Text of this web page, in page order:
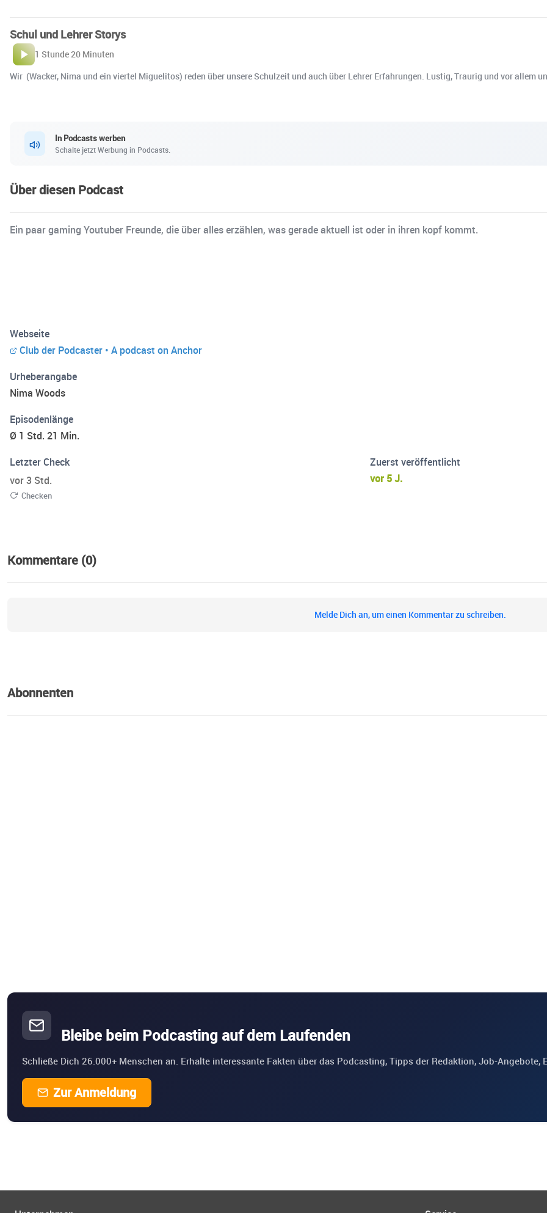
Schul und Lehrer Storys
1 Stunde 20 Minuten
Wir (Wacker, Nima und ein viertel Miguelitos) reden über unsere Schulzeit und auch über Lehrer Erfahrungen. Lustig, Traurig und vor allem
In Podcasts werben
Schalte jetzt Werbung in Podcasts.
Über diesen Podcast
Ein paar gaming Youtuber Freunde, die über alles erzählen, was gerade aktuell ist oder in ihren kopf kommt.
Webseite
Club der Podcaster • A podcast on Anchor
Urheberangabe
Nima Woods
Episodenlänge
Ø 1 Std. 21 Min.
Letzter Check
vor 3 Std.
Checken
Zuerst veröffentlicht
vor 5 J.
Kommentare (0)
Melde Dich an, um einen Kommentar zu schreiben.
Abonnenten
Bleibe beim Podcasting auf dem Laufenden
Schließe Dich 26.000+ Menschen an. Erhalte interessante Fakten über das Podcasting, Tipps der Redaktion, Job-Angebote,
Zur Anmeldung